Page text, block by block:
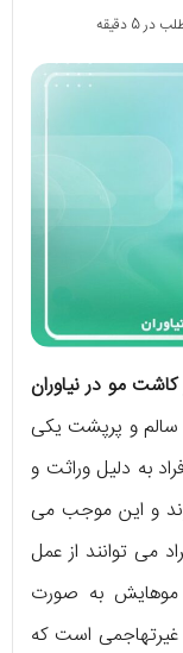
5 دقیقه
کاشت مو در نیاوران
سالم و پرپشت یکی
به دلیل وراثت و
و این موجب می
می توانند از عمل
موهایش به صورت
است که